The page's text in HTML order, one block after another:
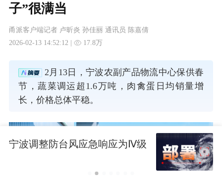
子”很满当
甬派客户端记者 卢昕炎 孙佳丽 通讯员 陈嘉倩
2026-02-13 14:52:12 |
17.8万
2月13日，宁波农副产品物流中心保供春
节，蔬菜调运超1.6万吨，肉禽蛋日均销量增
长，价格总体平稳。
宁波调整防台风应急响应为Ⅳ级